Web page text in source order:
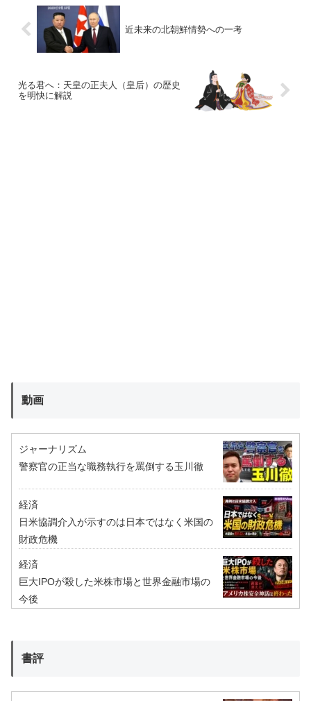
近未来の北朝鮮情勢への一考
光る君へ：天皇の正夫人（皇后）の歴史
を明快に解説
動画
ジャーナリズム
警察官の正当な職務執行を罵倒する玉川徹
経済
日米協調介入が示すのは日本ではなく米国の
財政危機
経済
巨大IPOが殺した米株市場と世界金融市場の
今後
書評